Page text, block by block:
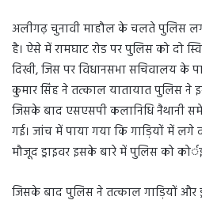
अलीगढ़ चुनावी माहौल के चलते पुलिस
है। ऐसे में रामघाट रोड पर पुलिस को दो
दिखी, जिस पर विधानसभा सचिवालय के
कुमार सिंह ने तत्काल यातायात पुलिस ने
जिसके बाद एसएसपी कलानिधि नैथानी
गई। जांच में पाया गया कि गाड़ियों में लगे
मौजूद ड्राइवर इसके बारे में पुलिस को
जिसके बाद पुलिस ने तत्काल गाड़ियों और